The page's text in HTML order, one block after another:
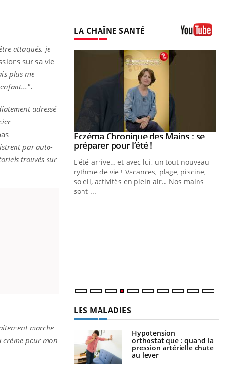
attaqués, je
sur sa vie
plus me
adressé
par auto-
trouvés sur
marche
crème pour mon
LA CHAÎNE SANTÉ
: et si on
le diabète de type 2
Youtube
Eczéma Chronique des Mains : se
préparer pour l’été !Youtube
L'été arrive… et avec lui, un tout nouveau
rythme de vie ! Vacances, plage, piscine,
soleil, activités en plein air… Nos mains
sont ...
LES MALADIES
Hypotension
orthostatique : quand la
pression artérielle chute
au lever